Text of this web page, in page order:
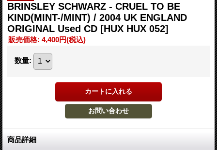
BRINSLEY SCHWARZ - CRUEL TO BE
KIND(MINT-/MINT) / 2004 UK ENGLAND
ORIGINAL Used CD [HUX HUX 052]
販売価格: 4,400円(税込)
数量:
商品詳細